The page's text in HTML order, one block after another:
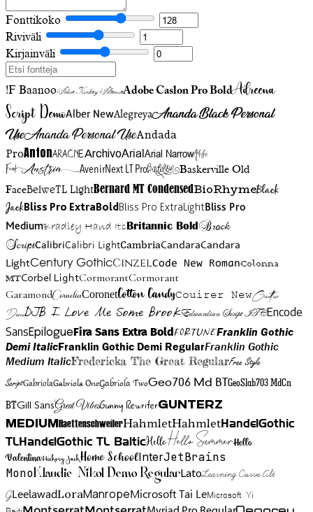
Fonttikoko
Riviväli
Kirjainväli
!F BaanooAdine Kirnberg AlternateAdobe Caslon Pro BoldAdreena
Script DemoAlber NewAlegreyaAnanda Black Personal
UseAnanda Personal UseAndada
ProAntonAracneArchivoArialArial NarrowArtistic
FriendAustriaAvenirNext LT ProBadelionBaskerville Old
FaceBelweTL LightBernard MT CondensedBioRhymeBlack
JackBliss Pro ExtraBoldBliss Pro ExtraLightBliss Pro
MediumBradley Hand Itc Britannic Bold Brock
ScriptCalibriCalibri LightCambriaCandaraCandara
LightCentury GothicCinzelCode New RomanColonna
MTCorbel LightCormorantCormorant
GaramondCorneliaCoronetCotton CandyCouirer NewCreattion
DemoDJB I Love Me Some BrookEdwardian Script ITCEncode
SansEpilogueFira Sans Extra BoldFortuneFranklin Gothic
Demi ItalicFranklin Gothic Demi RegularFranklin Gothic
Medium ItalicFredericka The Great RegularFree Style
ScriptGabriolaGabriola OneGabriola TwoGeo706 Md BTGeoSlab703 MdCn
BTGill SansGreat VibesGunny RewriterGunterz
Medium HaettenschweilerHahmletHahmletHandelGothic
TLHandelGothic TL BalticHelloHello SummerHello
ValentinaHickory JackHome SchoolInterJetBrains
MonoKlaudie Nikol Demo RegularLatoLearning Curve Alt
GLeelawadLoraManropeMicrosoft Tai LeMicrosoft Yi